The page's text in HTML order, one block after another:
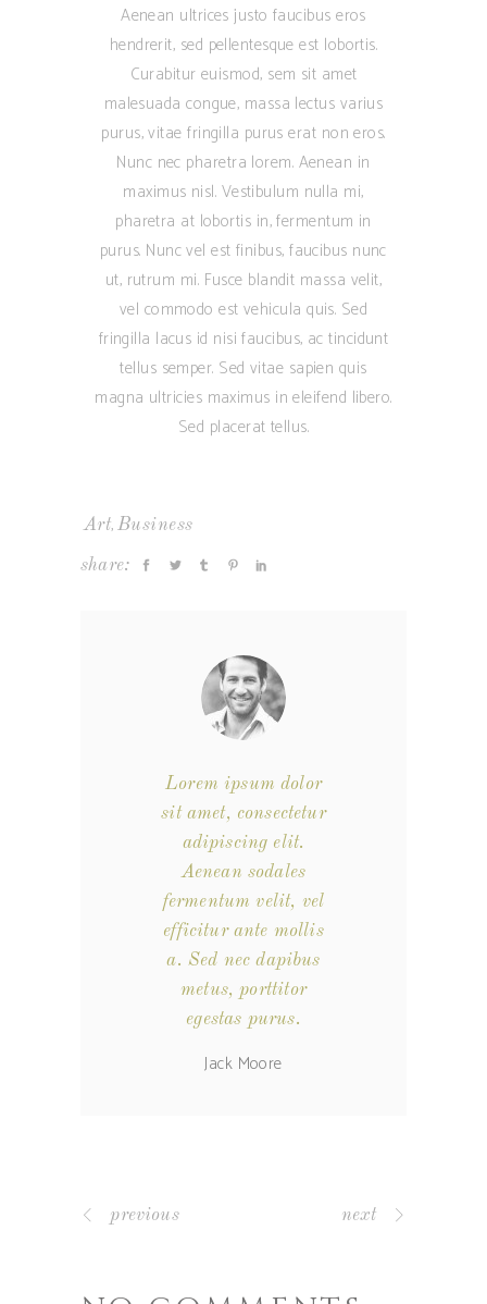
Aenean ultrices justo faucibus eros
hendrerit, sed pellentesque est lobortis.
Curabitur euismod, sem sit amet
malesuada congue, massa lectus varius
purus, vitae fringilla purus erat non eros.
Nunc nec pharetra lorem. Aenean in
maximus nisl. Vestibulum nulla mi,
pharetra at lobortis in, fermentum in
purus. Nunc vel est finibus, faucibus nunc
ut, rutrum mi. Fusce blandit massa velit,
vel commodo est vehicula quis. Sed
fringilla lacus id nisi faucibus, ac tincidunt
tellus semper. Sed vitae sapien quis
magna ultricies maximus in eleifend libero.
Sed placerat tellus.
Art, Business
share:
Lorem ipsum dolor
sit amet, consectetur
adipiscing elit.
Aenean sodales
fermentum velit, vel
efficitur ante mollis
a. Sed nec dapibus
metus, porttitor
egestas purus.
Jack Moore
previous next